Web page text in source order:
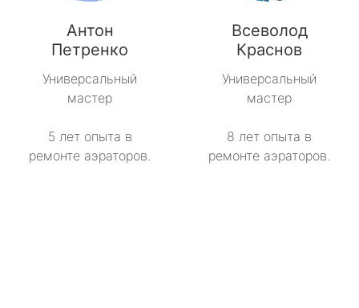
Антон
Петренко
Универсальный
мастер
5 лет опыта в
ремонте аэраторов.
Всеволод
Краснов
Универсальный
мастер
8 лет опыта в
ремонте аэраторов.